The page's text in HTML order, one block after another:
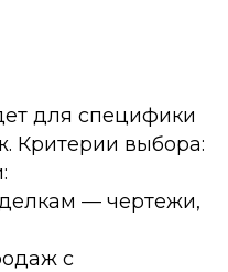
для специфики
Критерии выбора:
— чертежи,
с